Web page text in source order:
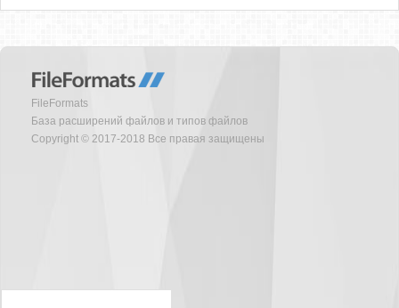
FileFormats
База расширений файлов и типов файлов
Copyright © 2017-2018 Все правая защищены